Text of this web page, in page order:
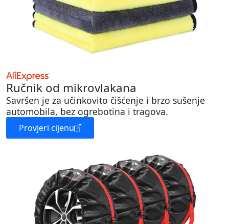
Ručnik od mikrovlakana
Savršen je za učinkovito čišćenje i brzo sušenje
automobila, bez ogrebotina i tragova.
Provjeri cijenu